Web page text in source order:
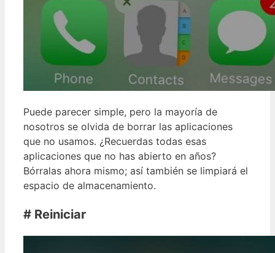
Puede parecer simple, pero la mayoría de
nosotros se olvida de borrar las aplicaciones
que no usamos. ¿Recuerdas todas esas
aplicaciones que no has abierto en años?
Bórralas ahora mismo; así también se limpiará el
espacio de almacenamiento.
# Reiniciar